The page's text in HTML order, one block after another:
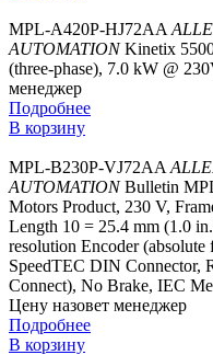
MPL-A420P-HJ72AA
AUTOMATION Kinetix
(three-phase), 7.0 kW @
менеджер
Подробнее
В корзину
MPL-B230P-VJ72AA
AUTOMATION Bulletin
Motors Product, 230 V,
Length 10 = 25.4 mm (1.0
resolution Encoder
SpeedTEC DIN Connector,
Connect), No Brake, IEC
Цену назовет менеджер
Подробнее
В корзину